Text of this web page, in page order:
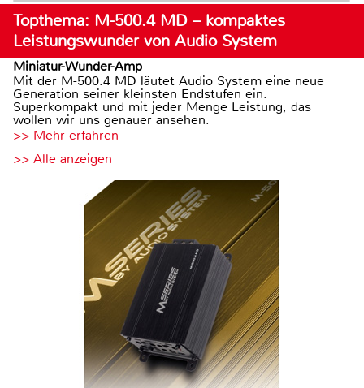
Topthema: M-500.4 MD – kompaktes
Leistungswunder von Audio System
Miniatur-Wunder-Amp
Mit der M-500.4 MD läutet Audio System eine neue
Generation seiner kleinsten Endstufen ein.
Superkompakt und mit jeder Menge Leistung, das
wollen wir uns genauer ansehen.
>> Mehr erfahren
>> Alle anzeigen